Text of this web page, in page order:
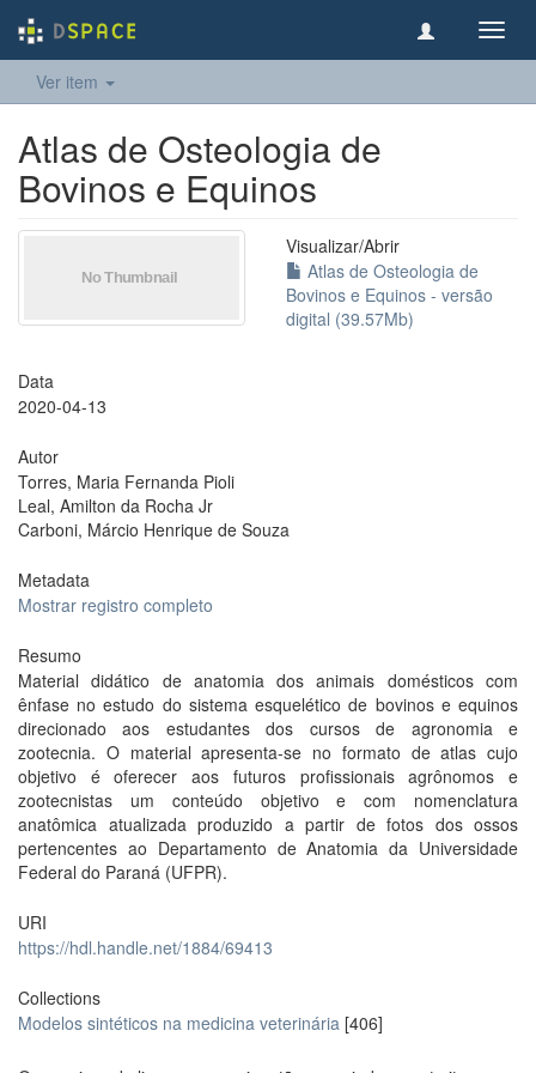
Ver item
Atlas de Osteologia de
Bovinos e Equinos
Visualizar/Abrir
Atlas de Osteologia de
Bovinos e Equinos - versão
digital (39.57Mb)
Data
2020-04-13
Autor
Torres, Maria Fernanda Pioli
Leal, Amilton da Rocha Jr
Carboni, Márcio Henrique de Souza
Metadata
Mostrar registro completo
Resumo
Material didático de anatomia dos animais domésticos com
ênfase no estudo do sistema esquelético de bovinos e equinos
direcionado aos estudantes dos cursos de agronomia e
zootecnia. O material apresenta-se no formato de atlas cujo
objetivo é oferecer aos futuros profissionais agrônomos e
zootecnistas um conteúdo objetivo e com nomenclatura
anatômica atualizada produzido a partir de fotos dos ossos
pertencentes ao Departamento de Anatomia da Universidade
Federal do Paraná (UFPR).
URI
https://hdl.handle.net/1884/69413
Collections
Modelos sintéticos na medicina veterinária [406]